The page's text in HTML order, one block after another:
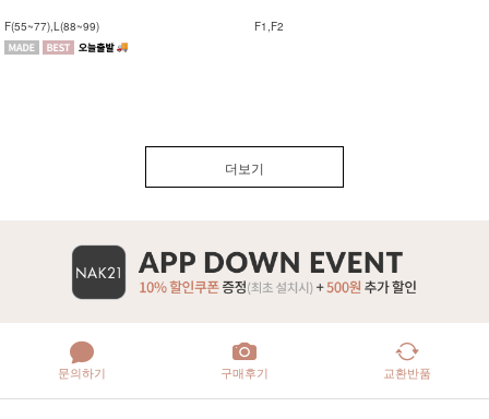
F(55~77),L(88~99) F1,F2
더보기
문의하기 구매후기 교환반품